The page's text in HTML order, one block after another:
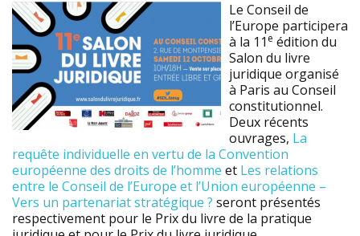
Le Conseil de
l’Europe participera
à la 11 e édition du
Salon du livre
juridique organisé
à Paris au Conseil
constitutionnel.
Deux récents
ouvrages, La
requête individuelle en vertu de la Convention
européenne des droits de l’homme et Les relations
entre le Conseil de l’Europe et l’Union européenne –
Vers un partenariat stratégique ? seront présentés
respectivement pour le Prix du livre de la pratique